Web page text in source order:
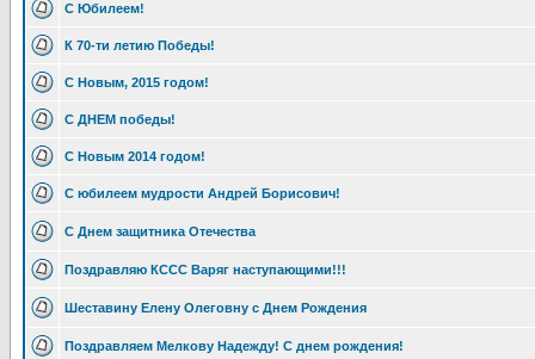
С Юбилеем!
К 70-ти летию Победы!
С Новым, 2015 годом!
C ДНЕМ победы!
C Новым 2014 годом!
С юбилеем мудрости Андрей Борисович!
С Днем защитника Отечества
Поздравляю КССС Варяг наступающими!!!
Шеставину Елену Олеговну с Днем Рождения
Поздравляем Мелкову Надежду! С днем рождения!